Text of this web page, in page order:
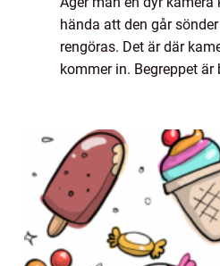
hända att den går
rengöras. Det är där
kommer in. Begreppet är brett och omfattar